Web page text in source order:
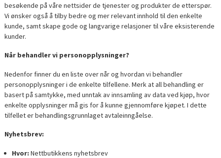
besøkende på våre nettsider de tjenester og produkter de etterspør.
Vi ønsker også å tilby bedre og mer relevant innhold til den enkelte
kunde, samt skape gode og langvarige relasjoner til våre eksisterende
kunder.
Når behandler vi personopplysninger?
Nedenfor finner du en liste over når og hvordan vi behandler
personopplysninger i de enkelte tilfellene. Merk at all behandling er
basert på samtykke, med unntak av innsamling av data ved kjøp, hvor
enkelte opplysninger må gis for å kunne gjennomføre kjøpet. I dette
tilfellet er behandlingsgrunnlaget avtaleinngåelse.
Nyhetsbrev:
Hvor: Nettbutikkens nyhetsbrev